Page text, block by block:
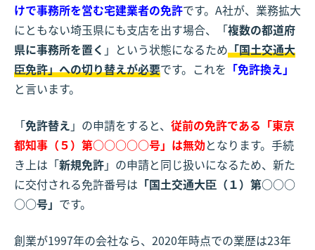
けで事務所を営む宅建業者の免許です。A社が、業務拡大
にともない埼玉県にも支店を出す場合、「複数の都道府
県に事務所を置く 」という状態になるため「国土交通大
臣免許」への切り替えが必要です。これを 「免許換え」
と言います。
「免許替え 」の申請をすると、 従前の免許である「東京
都知事（５）第○○○○○号」は無効となります。手続
き上は「新規免許」の申請と同じ扱いになるため、新た
に交付される免許番号は 「国土交通大臣（１）第○○○
○○号」 です。
創業が1997年の会社なら、2020年時点での業歴は23年